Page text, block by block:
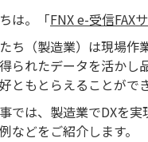
は。「FNX e-受信FAX
たち（製造業）は現場
られたデータを活かし
ともとらえることがで
では、製造業でDXを
などをご紹介します。